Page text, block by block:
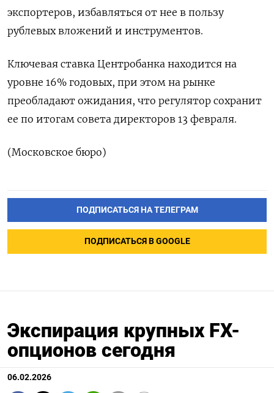
экспортеров, избавляться от нее в пользу
рублевых ⁠вложений и инструментов.
Ключевая ставка Центробанка находится на
уровне 16% годовых, при этом на рынке
преобладают ожидания, что регулятор сохранит
ее по итогам совета директоров 13 февраля.
(Московское бюро)
ПОДПИСАТЬСЯ НА ТЕЛЕГРАМ
ПОДПИСАТЬСЯ В GOOGLE
Экспирация крупных FX-
опционов сегодня
06.02.2026